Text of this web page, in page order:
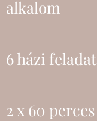
alkalom
6 házi feladat
2 x 60 perces